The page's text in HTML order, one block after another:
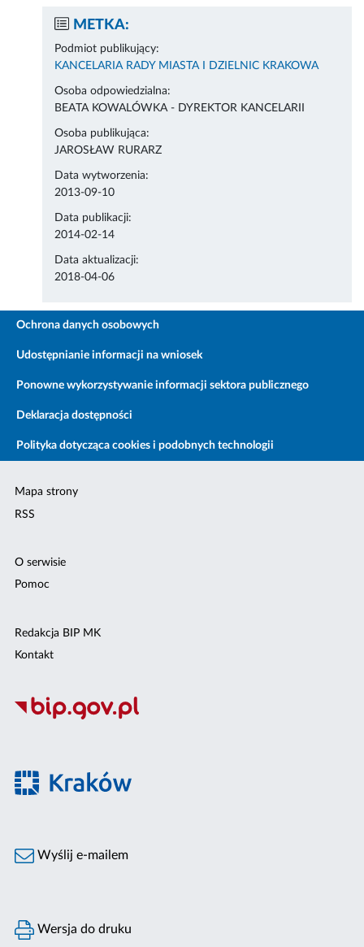
METKA:
Podmiot publikujący:
KANCELARIA RADY MIASTA I DZIELNIC KRAKOWA
Osoba odpowiedzialna:
BEATA KOWALÓWKA - DYREKTOR KANCELARII
Osoba publikująca:
JAROSŁAW RURARZ
Data wytworzenia:
2013-09-10
Data publikacji:
2014-02-14
Data aktualizacji:
2018-04-06
Ochrona danych osobowych
Udostępnianie informacji na wniosek
Ponowne wykorzystywanie informacji sektora publicznego
Deklaracja dostępności
Polityka dotycząca cookies i podobnych technologii
Mapa strony
RSS
O serwisie
Pomoc
Redakcja BIP MK
Kontakt
Wyślij e-mailem
Wersja do druku